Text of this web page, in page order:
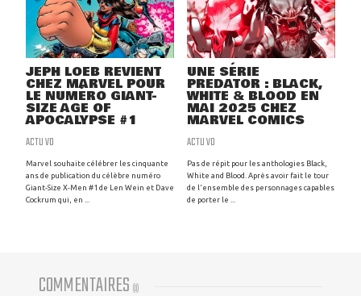
JEPH LOEB REVIENT
CHEZ MARVEL POUR
LE NUMÉRO GIANT-
SIZE AGE OF
APOCALYPSE #1
ACTU VO
Marvel souhaite célébrer les cinquante
ans de publication du célèbre numéro
Giant-Size X-Men #1 de Len Wein et Dave
Cockrum qui, en ...
UNE SÉRIE
PREDATOR : BLACK,
WHITE & BLOOD EN
MAI 2025 CHEZ
MARVEL COMICS
ACTU VO
Pas de répit pour les anthologies Black,
White and Blood. Après avoir fait le tour
de l'ensemble des personnages capables
de porter le ...
COMMENTAIRES (0)